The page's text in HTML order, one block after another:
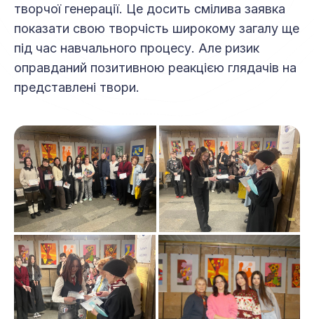
творчої генерації. Це досить смілива заявка
показати свою творчість широкому загалу ще
під час навчального процесу. Але ризик
оправданий позитивною реакцією глядачів на
представлені твори.